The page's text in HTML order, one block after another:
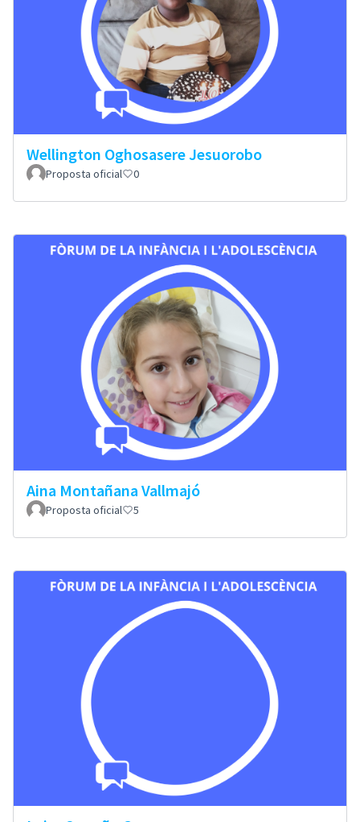
Wellington Oghosasere Jesuorobo
Proposta oficial 0
Aina Montañana Vallmajó
Proposta oficial 5